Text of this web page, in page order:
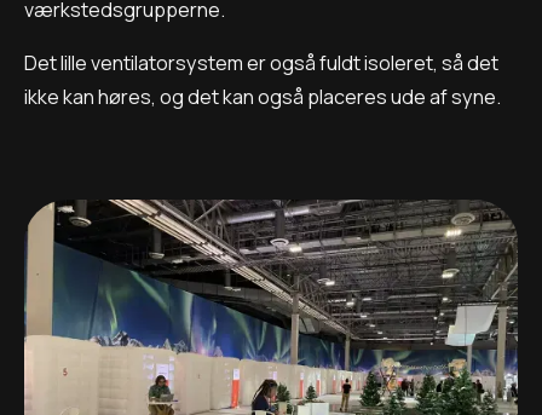
værkstedsgrupperne.
Det lille ventilatorsystem er også fuldt isoleret, så det
ikke kan høres, og det kan også placeres ude af syne.